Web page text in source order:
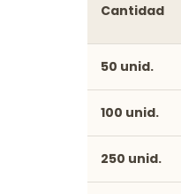
Cantidad
50 unid.
100 unid.
250 unid.